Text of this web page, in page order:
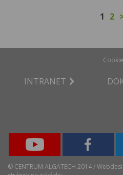
1 2
INTRANET
Youtube Facebook
© CENTRUM ALGATECH 2014 /